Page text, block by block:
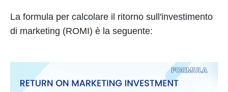
La formula per calcolare il ritorno sull'investimento
di marketing (ROMI) è la seguente: